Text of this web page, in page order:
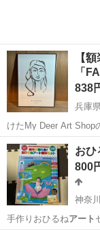
【
「
838
兵庫
けたMy Deer Art Shop
…兵庫 尼崎市
おひ
800
神奈
手作りおひるねアート